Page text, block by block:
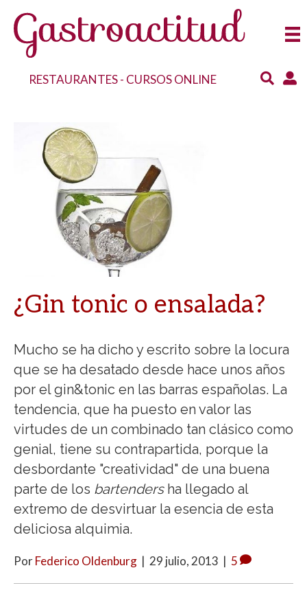
RESTAURANTES- CURSOS ONLINE
¿Gin tonic o ensalada?
Mucho se ha dicho y escrito sobre la locura
que se ha desatado desde hace unos años
por el gin&tonic en las barras españolas. La
tendencia, que ha puesto en valor las
virtudes de un combinado tan clásico como
genial, tiene su contrapartida, porque la
desbordante "creatividad" de una buena
parte de los bartendersha llegado al
extremo de desvirtuar la esencia de esta
deliciosa alquimia.
PorFederico Oldenburg | 29 julio, 2013 | 5